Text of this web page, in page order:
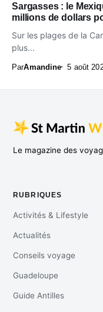
Sargasses : le
millions de dollars
Sur les plages de la
plus...
ParAmandine 5 août
Le magazine des
RUBRIQUES
Activités & Lifestyle
Actualités
Conseils voyage
Guadeloupe
Guide Antilles